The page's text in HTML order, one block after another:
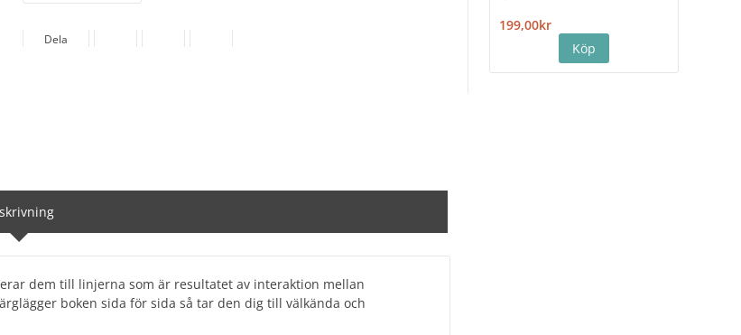
199,00kr
Dela
dem till linjerna som är resultatet av interaktion mellan
boken sida för sida så tar den dig till välkända och